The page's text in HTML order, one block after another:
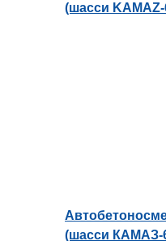
(шасси KAMAZ-
(шасси КАМАЗ-